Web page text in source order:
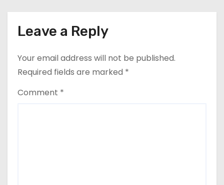
Leave a Reply
Your email address will not be published.
Required fields are marked *
Comment *